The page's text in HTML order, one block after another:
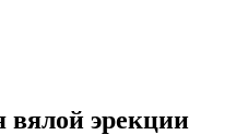
эрекции